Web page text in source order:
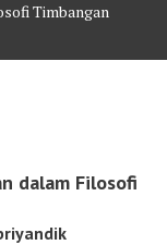
Timbangan
dalam Filosofi